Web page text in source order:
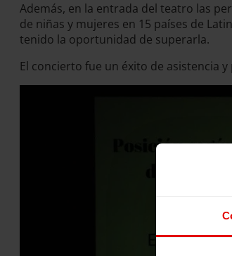
Además, en la entrada del teatro las
de niñas y mujeres en 15 países de
tenido la oportunidad de superarla.
El concierto fue un éxito de asistencia